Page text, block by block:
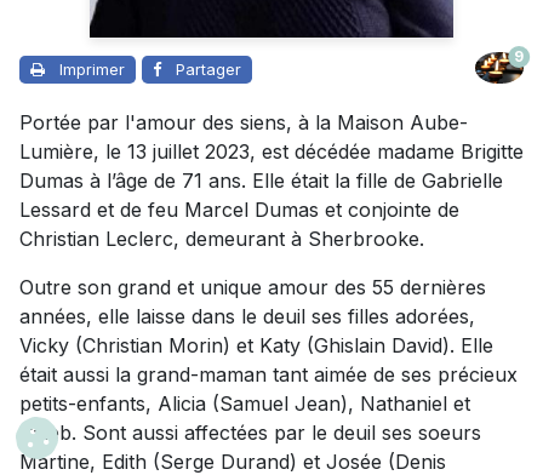
Imprimer Partager
9
Portée par l'amour des siens, à la Maison Aube-
Lumière, le 13 juillet 2023, est décédée madame Brigitte
Dumas à l’âge de 71 ans. Elle était la fille de Gabrielle
Lessard et de feu Marcel Dumas et conjointe de
Christian Leclerc, demeurant à Sherbrooke.
Outre son grand et unique amour des 55 dernières
années, elle laisse dans le deuil ses filles adorées,
Vicky (Christian Morin) et Katy (Ghislain David). Elle
était aussi la grand-maman tant aimée de ses précieux
petits-enfants, Alicia (Samuel Jean), Nathaniel et
Caleb. Sont aussi affectées par le deuil ses soeurs
Martine, Edith (Serge Durand) et Josée (Denis